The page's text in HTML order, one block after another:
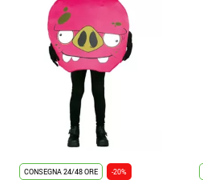
CONSEGNA 24/48 ORE -20%